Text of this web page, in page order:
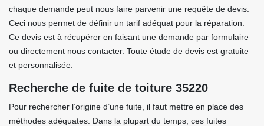
chaque demande peut nous faire parvenir une requête de devis.
Ceci nous permet de définir un tarif adéquat pour la réparation.
Ce devis est à récupérer en faisant une demande par formulaire
ou directement nous contacter. Toute étude de devis est gratuite
et personnalisée.
Recherche de fuite de toiture 35220
Pour rechercher l’origine d’une fuite, il faut mettre en place des
méthodes adéquates. Dans la plupart du temps, ces fuites